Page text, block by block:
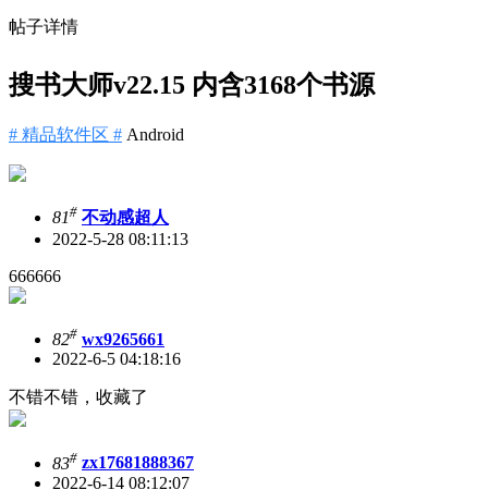
帖子详情
搜书大师v22.15 内含3168个书源
# 精品软件区 # Android
81# 不动感超人
2022-5-28 08:11:13
666666
82# wx9265661
2022-6-5 04:18:16
不错不错，收藏了
83# zx17681888367
2022-6-14 08:12:07